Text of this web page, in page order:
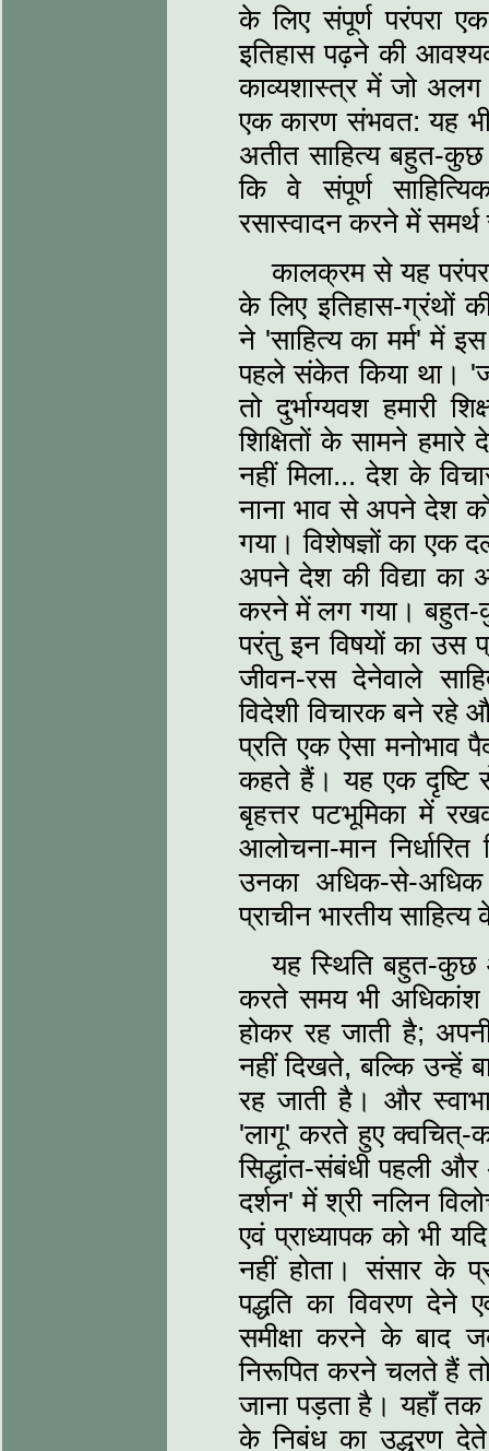
के लिए संपूर्ण परंपरा
इतिहास पढ़ने की
काव्‍यशास्‍त्र में जो
एक कारण संभवत: यह
अतीत साहित्‍य बहुत-
कि वे संपूर्ण
रसास्‍वादन करने में समर्थ
कालक्रम से यह
के लिए इतिहास-ग्रंथों
ने 'साहित्‍य का मर्म' में
पहले संकेत किया था।
तो दुर्भाग्‍यवश हमारी
शिक्षितों के सामने हमारे
नहीं मिला... देश के
नाना भाव से अपने देश
गया। विशेषज्ञों का एक
अपने देश की विद्या का
करने में लग गया। बहुत-
परंतु इन विषयों का उस
जीवन-रस देनेवाले
विदेशी विचारक बने रहे
प्रति एक ऐसा मनोभाव
कहते हैं। यह एक दृष्टि
बृहत्तर पटभूमिका में
आलोचना-मान
उनका अधिक-से-
प्राचीन भारतीय
यह स्थिति बहुत-कुछ
करते समय भी अधिकांश
होकर रह जाती है;
नहीं दिखते, बल्कि उन्‍हें
रह जाती है। और
'लागू' करते हुए क्‍वचित्-
सिद्धांत-संबंधी पहली
दर्शन' में श्री नलिन
एवं प्राध्‍यापक को भी
नहीं होता। संसार के
पद्धति का विवरण देने
समीक्षा करने के बाद
निरूपित करने चलते हैं
जाना पड़ता है। यहाँ तक
के निबंध का उद्धरण देते